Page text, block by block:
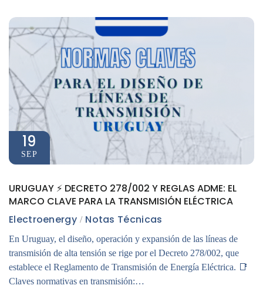
19
SEP
URUGUAY ⚡ DECRETO 278/002 Y REGLAS ADME: EL
MARCO CLAVE PARA LA TRANSMISIÓN ELÉCTRICA
Electroenergy
Notas Técnicas
En Uruguay, el diseño, operación y expansión de las líneas de
transmisión de alta tensión se rige por el Decreto 278/002, que
establece el Reglamento de Transmisión de Energía Eléctrica. 📑
Claves normativas en transmisión:…